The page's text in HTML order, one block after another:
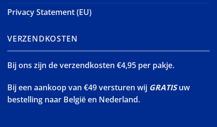
Privacy Statement (EU)
VERZENDKOSTEN
Bij ons zijn de verzendkosten €4,95 per pakje.
Bij een aankoop van €49 versturen wij GRATISuw
bestelling naar België en Nederland.